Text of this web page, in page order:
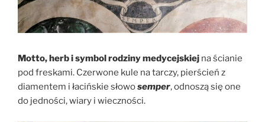
Motto, herb i symbol rodziny medycejskiej na ścianie
pod freskami. Czerwone kule na tarczy, pierścień z
diamentem i łacińskie słowosemper, odnoszą się one
do jedności, wiary i wieczności.